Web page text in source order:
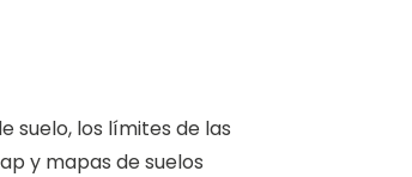
suelo, los límites de las
y mapas de suelos